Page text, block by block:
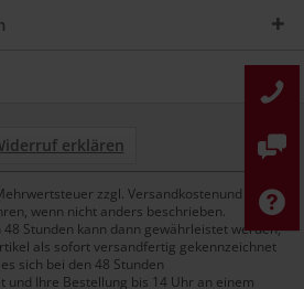
erklären
zzgl. Versandkostenund ggf.
wenn nicht anders beschrieben.
Stunden kann dann gewährleistet werden,
als sofort versandfertig gekennzeichnet
sich bei den 48 Stunden
und Ihre Bestellung bis 14 Uhr an einem